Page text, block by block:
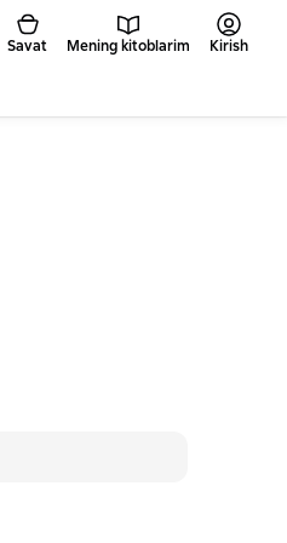
Savat Mening kitoblarim Kirish